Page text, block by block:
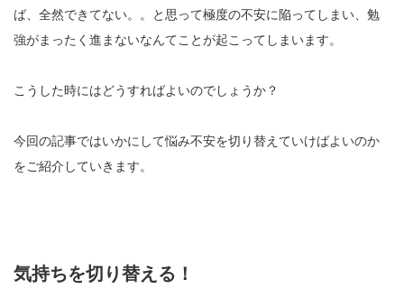
ば、全然できてない。。と思って極度の不安に陥ってしまい、勉
強がまったく進まないなんてことが起こってしまいます。
こうした時にはどうすればよいのでしょうか？
今回の記事ではいかにして悩み不安を切り替えていけばよいのか
をご紹介していきます。
気持ちを切り替える！